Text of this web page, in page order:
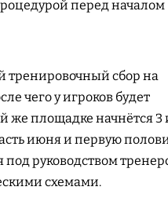
перед началом
тренировочный сбор на
чего у игроков будет
же площадке начнётся
июня и первую
руководством
схемами.